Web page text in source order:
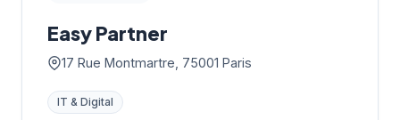
Easy Partner
17 Rue Montmartre, 75001 Paris
IT & Digital